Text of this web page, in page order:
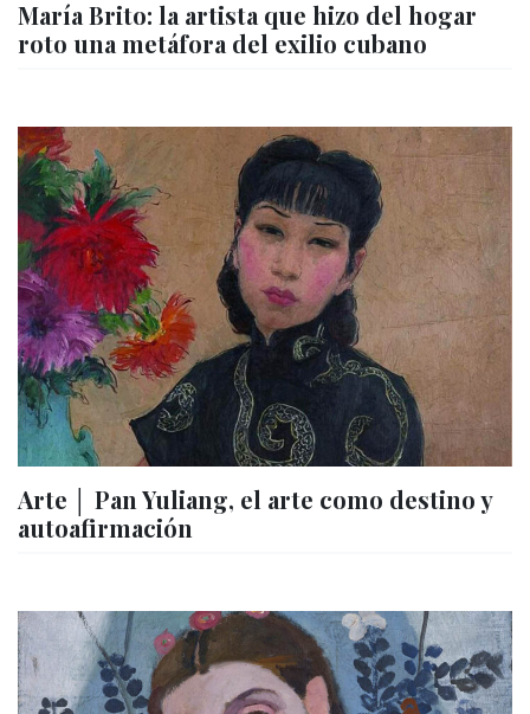
María Brito: la artista que hizo del hogar
roto una metáfora del exilio cubano
Arte │ Pan Yuliang, el arte como destino y
autoafirmación